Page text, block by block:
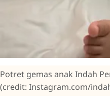
Potret gemas anak Indah
(credit: Instagram.com/